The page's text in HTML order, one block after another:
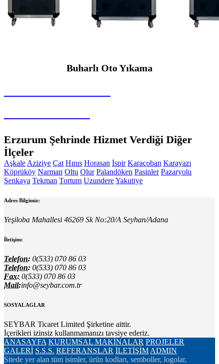
Buharlı Oto Yıkama
Erzurum Şehrinde Hizmet Verdiği Diğer
İlçeler
Aşkale Aziziye Çat Hınıs Horasan İspir Karaçoban Karayazı
Köprüköy Narman Oltu Olur Palandöken Pasinler Pazaryolu
Şenkaya Tekman Tortum UzundereYakutiye
Adres Bilgimiz:
Yeşiloba Mahallesi 46269 Sk No:20/A Seyhan/Adana
İletişim:
Telefon: 0(533) 070 86 03
Telefon: 0(533) 070 86 03
Fax: 0(533) 070 86 03
Mail:info@seybar.com.tr
SOSYAL AGLAR
SEYBAR Ticaret Limited Şirketine aittir.
İçerikleri izinsiz kullanmamanızı tavsiye ederiz.
ANASAYFA KURUMSAL MAKİNALAR PROJELER
GALERİ S.S.S. REFERANSLAR İLETİŞİM ADMIN
Sitede yer alan tüm isimler, ürün kodları, semboller, logolar,